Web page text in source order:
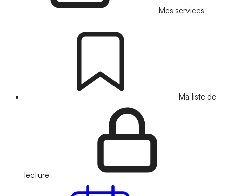
Mes services
Ma liste de
lecture